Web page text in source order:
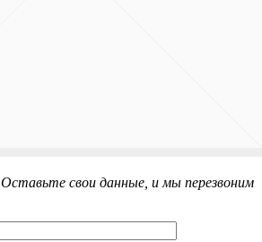
Оставьте свои данные, и мы перезвоним